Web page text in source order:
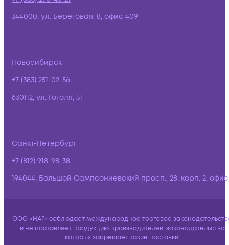
344000, ул. Береговая, 8, офис 409
Новосибирск
+7 (383) 251-02-56
630112, ул. Гоголя, 51
Санкт-Петербург
+7 (812) 918-98-38
194044, Большой Сампсониевский просп., 28, корп. 2,
ООО «НАГ» соблюдает международное торговое
и не поставляет продукцию производителей, законодательство
которых запрещает такие поставки.